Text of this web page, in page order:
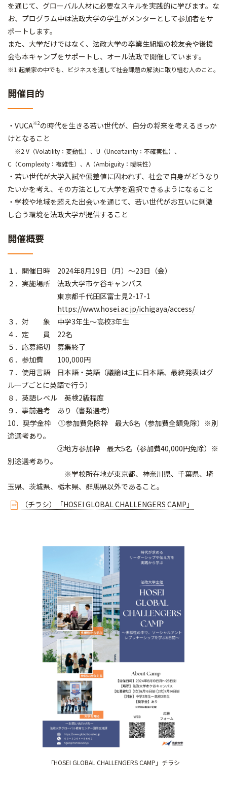
を通じて、グローバル人材に必要なスキルを実践的に学びます。な
お、プログラム中は法政大学の学生がメンターとして参加者をサ
ポートします。
また、大学だけではなく、法政大学の卒業生組織の校友会や後援
会も本キャンプをサポートし、オール法政で開催しています。
※1 起業家の中でも、ビジネスを通して社会課題の解決に取り組む人のこと。
開催目的
・VUCA※2の時代を生きる若い世代が、自分の将来を考えるきっか
けとなること
※2 V（Volatility：変動性）、U（Uncertainty：不確実性）、
C（Complexity：複雑性）、A（Ambiguity：曖昧性）
・若い世代が大学入試や偏差値に囚われず、社会で自身がどうなり
たいかを考え、その方法として大学を選択できるようになること
・学校や地域を超えた出会いを通じて、若い世代がお互いに刺激
し合う環境を法政大学が提供すること
開催概要
１．開催日時 2024年8月19日（月）～23日（金）
２．実施場所 法政大学市ケ谷キャンパス
東京都千代田区富士見2-17-1
https://www.hosei.ac.jp/ichigaya/access/
３．対 象 中学3年生～高校3年生
４．定 員 22名
５．応募締切 募集終了
６．参加費 100,000円
７．使用言語 日本語・英語（議論は主に日本語、最終発表はグ
ループごとに英語で行う）
８．英語レベル 英検2級程度
９．事前選考 あり（書類選考）
10．奨学金枠 ①参加費免除枠 最大6名（参加費全額免除）※別
途選考あり。
②地方参加枠 最大5名（参加費40,000円免除）※
別途選考あり。
※学校所在地が東京都、神奈川県、千葉県、埼
玉県、茨城県、栃木県、群馬県以外であること。
（チラシ）「HOSEI GLOBAL CHALLENGERS CAMP」
「HOSEI GLOBAL CHALLENGERS CAMP」チラシ